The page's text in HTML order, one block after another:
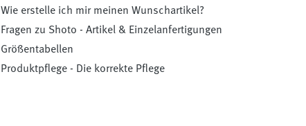
Wie erstelle ich mir meinen Wunschartikel?
Fragen zu Shoto - Artikel & Einzelanfertigungen
Größentabellen
Produktpflege - Die korrekte Pflege